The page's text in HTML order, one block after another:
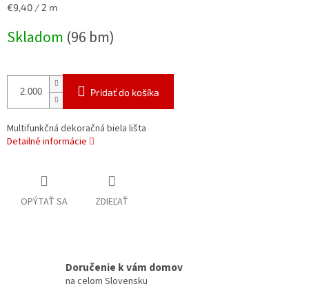
Jednotková
€9,40 / 2 m
Skladom (96 bm)
Pridať do košíka
Multifunkčná dekoračná biela lišta
Detailné informácie
OPÝTAŤ SA ZDIEĽAŤ
Doručenie k vám domov
na celom Slovensku